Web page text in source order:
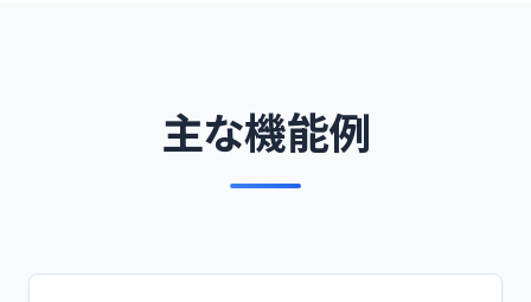
主な機能例